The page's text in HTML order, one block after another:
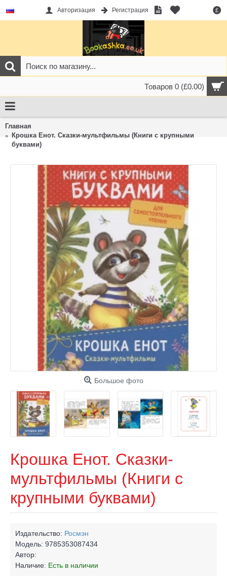
£
Авторизация Регистрация
Товаров 0 (£0.00)
Главная
Крошка Енот. Сказки-мультфильмы (Книги с крупными
буквами)
Большое фото
Крошка Енот. Сказки-
мультфильмы (Книги с
крупными буквами)
Издательство: Росмэн
Модель: 9785353087434
Автор:
Наличие: Есть в наличии